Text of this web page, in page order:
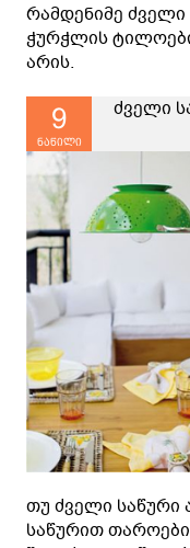
რამდენიმე
ჭურჭლის
არის.
9
ნაწილი
ძველი
თუ ძველი
საწურით